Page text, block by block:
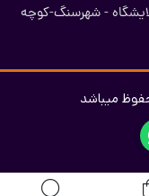
- شهرسنگ-کوچه
میباشد